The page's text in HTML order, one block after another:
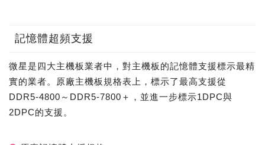
記憶體超頻支援
微星是四大主機板業者中，對主機板的記憶體支援標示最精
實的業者。原廠主機板規格表上，標示了最高支援從
DDR5-4800～DDR5-7800＋，並進一步標示1DPC與
2DPC的支援。